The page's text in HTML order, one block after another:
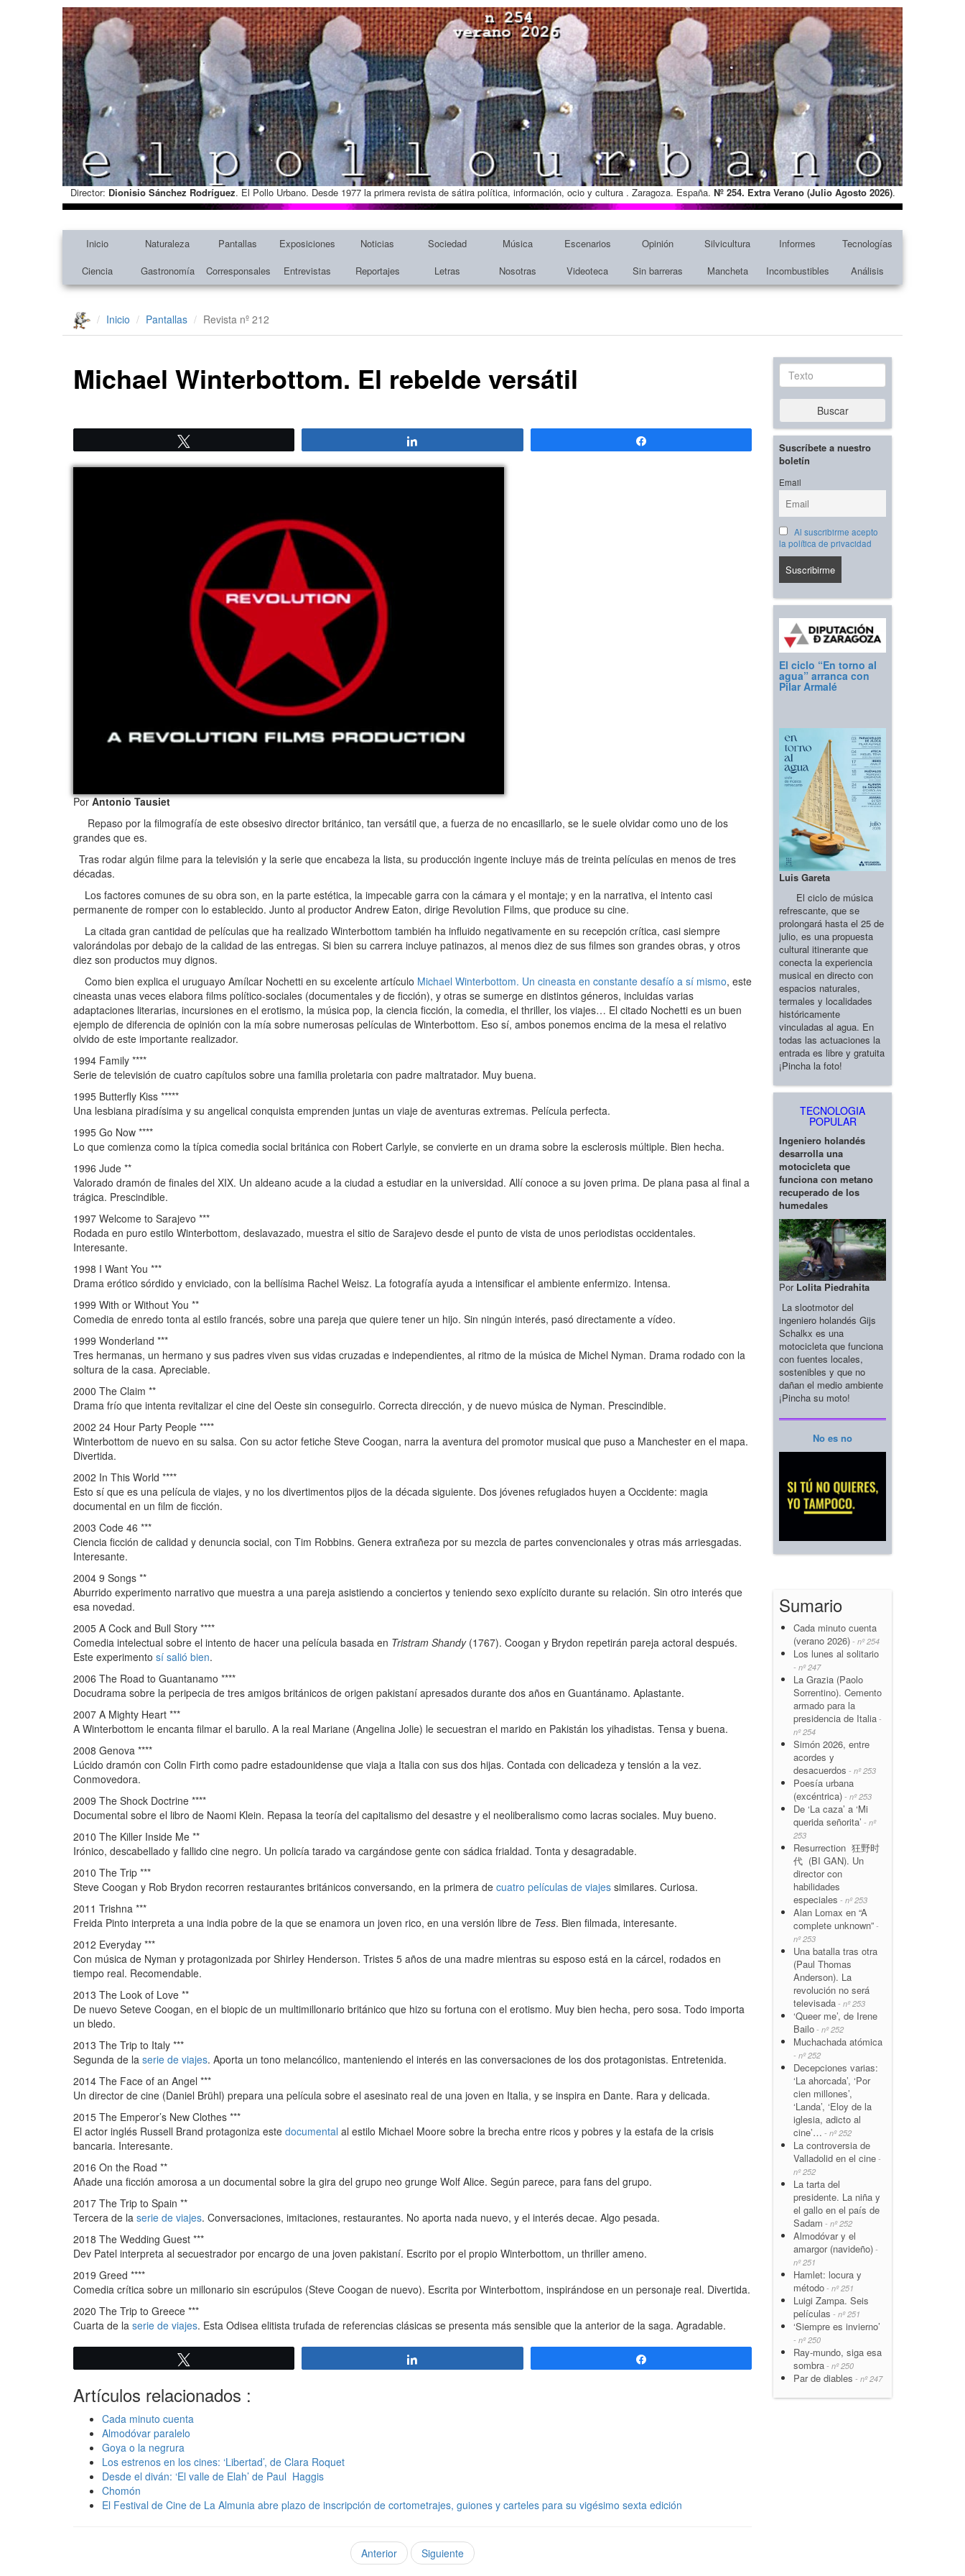
Director: Dionisio Sánchez Rodríguez. El Pollo Urbano. Desde 1977 la primera revista de sátira política, información, ocio y cultura . Zaragoza. España. Nº 254. Extra Verano (Julio Agosto 2026).
Inicio Naturaleza Pantallas Exposiciones Noticias Sociedad Música Escenarios Opinión Silvicultura Informes
Tecnologías
Ciencia
Gastronomía Corresponsales Entrevistas Reportajes Letras Nosotras Videoteca Sin barreras Mancheta Incombustibles Análisis
Inicio Pantallas Revista nº 212
Michael Winterbottom. El rebelde versátil
PorAntonio Tausiet
Repaso por la filmografía de este obsesivo director británico, tan versátil que, a fuerza de no encasillarlo, se le suele olvidar como uno de los
grandes que es.
Tras rodar algún filme para la televisión y la serie que encabeza la lista, su producción ingente incluye más de treinta películas en menos de tres
décadas.
Los factores comunes de su obra son, en la parte estética, la impecable garra con la cámara y el montaje; y en la narrativa, el intento casi
permanente de romper con lo establecido. Junto al productor Andrew Eaton, dirige Revolution Films, que produce su cine.
La citada gran cantidad de películas que ha realizado Winterbottom también ha influido negativamente en su recepción crítica, casi siempre
valorándolas por debajo de la calidad de las entregas. Si bien su carrera incluye patinazos, al menos diez de sus filmes son grandes obras, y otros
diez son productos muy dignos.
Como bien explica el uruguayo Amílcar Nochetti en su excelente artículo Michael Winterbottom. Un cineasta en constante desafío a sí mismo, este
cineasta unas veces elabora films político-sociales (documentales y de ficción), y otras se sumerge en distintos géneros, incluidas varias
adaptaciones literarias, incursiones en el erotismo, la música pop, la ciencia ficción, la comedia, el thriller, los viajes… El citado Nochetti es un buen
ejemplo de diferencia de opinión con la mía sobre numerosas películas de Winterbottom. Eso sí, ambos ponemos encima de la mesa el relativo
olvido de este importante realizador.
1994 Family ****
Serie de televisión de cuatro capítulos sobre una familia proletaria con padre maltratador. Muy buena.
1995 Butterfly Kiss *****
Una lesbiana piradísima y su angelical conquista emprenden juntas un viaje de aventuras extremas. Película perfecta.
1995 Go Now ****
Lo que comienza como la típica comedia social británica con Robert Carlyle, se convierte en un drama sobre la esclerosis múltiple. Bien hecha.
1996 Jude **
Valorado dramón de finales del XIX. Un aldeano acude a la ciudad a estudiar en la universidad. Allí conoce a su joven prima. De plana pasa al final a
trágica. Prescindible.
1997 Welcome to Sarajevo ***
Rodada en puro estilo Winterbottom, deslavazado, muestra el sitio de Sarajevo desde el punto de vista de unos periodistas occidentales.
Interesante.
1998 I Want You ***
Drama erótico sórdido y enviciado, con la bellísima Rachel Weisz. La fotografía ayuda a intensificar el ambiente enfermizo. Intensa.
1999 With or Without You **
Comedia de enredo tonta al estilo francés, sobre una pareja que quiere tener un hijo. Sin ningún interés, pasó directamente a vídeo.
1999 Wonderland ***
Tres hermanas, un hermano y sus padres viven sus vidas cruzadas e independientes, al ritmo de la música de Michel Nyman. Drama rodado con la
soltura de la casa. Apreciable.
2000 The Claim **
Drama frío que intenta revitalizar el cine del Oeste sin conseguirlo. Correcta dirección, y de nuevo música de Nyman. Prescindible.
2002 24 Hour Party People ****
Winterbottom de nuevo en su salsa. Con su actor fetiche Steve Coogan, narra la aventura del promotor musical que puso a Manchester en el mapa.
Divertida.
2002 In This World ****
Esto sí que es una película de viajes, y no los divertimentos pijos de la década siguiente. Dos jóvenes refugiados huyen a Occidente: magia
documental en un film de ficción.
2003 Code 46 ***
Ciencia ficción de calidad y denuncia social, con Tim Robbins. Genera extrañeza por su mezcla de partes convencionales y otras más arriesgadas.
Interesante.
2004 9 Songs **
Aburrido experimento narrativo que muestra a una pareja asistiendo a conciertos y teniendo sexo explícito durante su relación. Sin otro interés que
esa novedad.
2005 A Cock and Bull Story ****
Comedia intelectual sobre el intento de hacer una película basada en Tristram Shandy(1767). Coogan y Brydon repetirán pareja actoral después.
Este experimento sí salió bien.
2006 The Road to Guantanamo ****
Docudrama sobre la peripecia de tres amigos británicos de origen pakistaní apresados durante dos años en Guantánamo. Aplastante.
2007 A Mighty Heart ***
A Winterbottom le encanta filmar el barullo. A la real Mariane (Angelina Jolie) le secuestran el marido en Pakistán los yihadistas. Tensa y buena.
2008 Genova ****
Lúcido dramón con Colin Firth como padre estadounidense que viaja a Italia con sus dos hijas. Contada con delicadeza y tensión a la vez.
Conmovedora.
2009 The Shock Doctrine ****
Documental sobre el libro de Naomi Klein. Repasa la teoría del capitalismo del desastre y el neoliberalismo como lacras sociales. Muy bueno.
2010 The Killer Inside Me **
Irónico, descabellado y fallido cine negro. Un policía tarado va cargándose gente con sádica frialdad. Tonta y desagradable.
2010 The Trip ***
Steve Coogan y Rob Brydon recorren restaurantes británicos conversando, en la primera de cuatro películas de viajes similares. Curiosa.
2011 Trishna ***
Freida Pinto interpreta a una india pobre de la que se enamora un joven rico, en una versión libre de Tess. Bien filmada, interesante.
2012 Everyday ***
Con música de Nyman y protagonizada por Shirley Henderson. Tristes 5 años de una madre mientras su esposo está en la cárcel, rodados en
tiempo real. Recomendable.
2013 The Look of Love **
De nuevo Seteve Coogan, en el biopic de un multimillonario británico que hizo su fortuna con el erotismo. Muy bien hecha, pero sosa. Todo importa
un bledo.
2013 The Trip to Italy ***
Segunda de la serie de viajes. Aporta un tono melancólico, manteniendo el interés en las conversaciones de los dos protagonistas. Entretenida.
2014 The Face of an Angel ***
Un director de cine (Daniel Brühl) prepara una película sobre el asesinato real de una joven en Italia, y se inspira en Dante. Rara y delicada.
2015 The Emperor’s New Clothes ***
El actor inglés Russell Brand protagoniza este documental al estilo Michael Moore sobre la brecha entre ricos y pobres y la estafa de la crisis
bancaria. Interesante.
2016 On the Road **
Añade una ficción amorosa a un documental sobre la gira del grupo neo grunge Wolf Alice. Según parece, para fans del grupo.
2017 The Trip to Spain **
Tercera de la serie de viajes. Conversaciones, imitaciones, restaurantes. No aporta nada nuevo, y el interés decae. Algo pesada.
2018 The Wedding Guest ***
Dev Patel interpreta al secuestrador por encargo de una joven pakistaní. Escrito por el propio Winterbottom, un thriller ameno.
2019 Greed ****
Comedia crítica sobre un millonario sin escrúpulos (Steve Coogan de nuevo). Escrita por Winterbottom, inspirándose en un personaje real. Divertida.
2020 The Trip to Greece ***
Cuarta de la serie de viajes. Esta Odisea elitista trufada de referencias clásicas se presenta más sensible que la anterior de la saga. Agradable.
Artículos relacionados :
Cada minuto cuenta
Almodóvar paralelo
Goya o la negrura
Los estrenos en los cines: ‘Libertad’, de Clara Roquet
Desde el diván: ‘El valle de Elah’ de Paul Haggis
Chomón
El Festival de Cine de La Almunia abre plazo de inscripción de cortometrajes, guiones y carteles para su vigésimo sexta edición
Anterior Siguiente
Texto
Buscar
Suscríbete a nuestro
boletín
Email
Al suscribirme acepto
la política de privacidad
El ciclo “En torno al
agua” arranca con
Pilar Armalé
Luis Gareta
El ciclo de música
refrescante, que se
prolongará hasta el 25 de
julio, es una propuesta
cultural itinerante que
conecta la experiencia
musical en directo con
espacios naturales,
termales y localidades
históricamente
vinculadas al agua. En
todas las actuaciones la
entrada es libre y gratuita
¡Pincha la foto!
TECNOLOGIA
POPULAR
Ingeniero holandés
desarrolla una
motocicleta que
funciona con metano
recuperado de los
humedales
Por Lolita Piedrahita
La slootmotor del
ingeniero holandés Gijs
Schalkx es una
motocicleta que funciona
con fuentes locales,
sostenibles y que no
dañan el medio ambiente
¡Pincha su moto!
No es no
Sumario
Cada minuto cuenta
(verano 2026) - nº 254
Los lunes al solitario
- nº 247
La Grazia (Paolo
Sorrentino). Cemento
armado para la
presidencia de Italia -
nº 254
Simón 2026, entre
acordes y
desacuerdos - nº 253
Poesía urbana
(excéntrica) - nº 253
De ‘La caza’ a ‘Mi
querida señorita’ - nº
253
Resurrection 狂野时
代 (BI GAN). Un
director con
habilidades
especiales - nº 253
Alan Lomax en “A
complete unknown” -
nº 253
Una batalla tras otra
(Paul Thomas
Anderson). La
revolución no será
televisada - nº 253
‘Queer me’, de Irene
Bailo - nº 252
Muchachada atómica
- nº 252
Decepciones varias:
‘La ahorcada’, ‘Por
cien millones’,
‘Landa’, ‘Eloy de la
iglesia, adicto al
cine’… - nº 252
La controversia de
Valladolid en el cine -
nº 252
La tarta del
presidente. La niña y
el gallo en el país de
Sadam - nº 252
Almodóvar y el
amargor (navideño) -
nº 251
Hamlet: locura y
método - nº 251
Luigi Zampa. Seis
películas - nº 251
‘Siempre es invierno’
- nº 250
Ray-mundo, siga esa
sombra - nº 250
Par de diables - nº 247